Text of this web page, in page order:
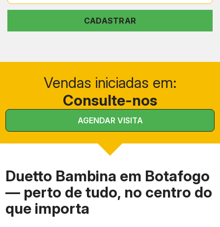
Item
+55
CADASTRAR
Vendas iniciadas em:
Consulte-nos
AGENDAR VISITA
Duetto Bambina em Botafogo
— perto de tudo, no centro do
que importa